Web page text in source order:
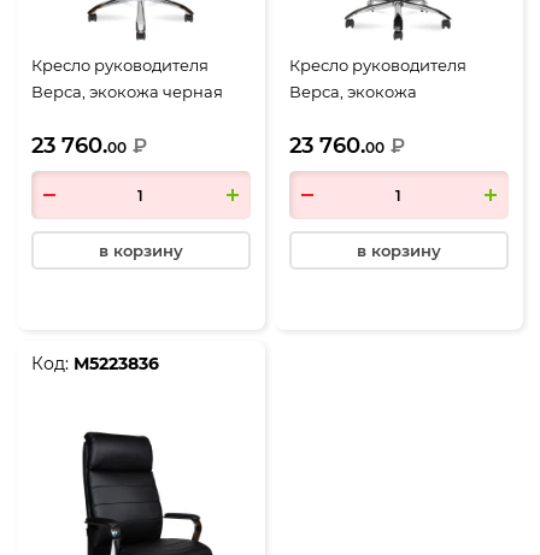
Кресло руководителя
Верса, экокожа черная
23 760.00 ₽
в корзину
Кресло руководителя
Верса, экокожа
23 760.00 ₽
в корзину
Код: М5223836